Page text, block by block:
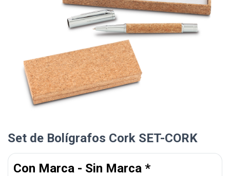
Set de Bolígrafos Cork SET-CORK
Con Marca - Sin Marca *